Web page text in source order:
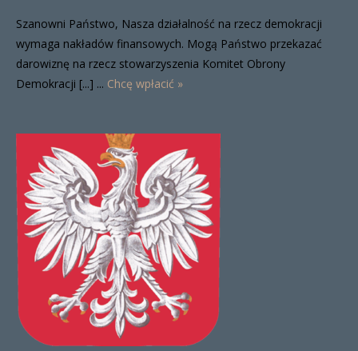
Szanowni Państwo, Nasza działalność na rzecz demokracji
wymaga nakładów finansowych. Mogą Państwo przekazać
darowiznę na rzecz stowarzyszenia Komitet Obrony
Demokracji [...] ... Chcę wpłacić »